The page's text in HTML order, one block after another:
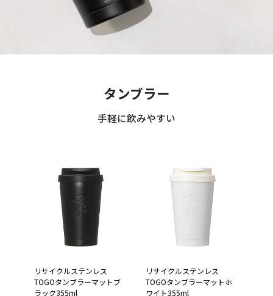
タンブラー
手軽に飲みやすい
リサイクルステンレス
TOGOタンブラーマットブ
ラック355ml
リサイクルステンレス
TOGOタンブラーマットホ
ワイト355ml